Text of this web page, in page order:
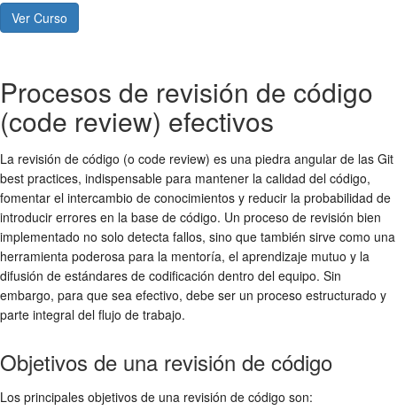
Ver Curso
Procesos de revisión de código
(code review) efectivos
La revisión de código (o code review) es una piedra angular de las Git
best practices, indispensable para mantener la calidad del código,
fomentar el intercambio de conocimientos y reducir la probabilidad de
introducir errores en la base de código. Un proceso de revisión bien
implementado no solo detecta fallos, sino que también sirve como una
herramienta poderosa para la mentoría, el aprendizaje mutuo y la
difusión de estándares de codificación dentro del equipo. Sin
embargo, para que sea efectivo, debe ser un proceso estructurado y
parte integral del flujo de trabajo.
Objetivos de una revisión de código
Los principales objetivos de una revisión de código son: